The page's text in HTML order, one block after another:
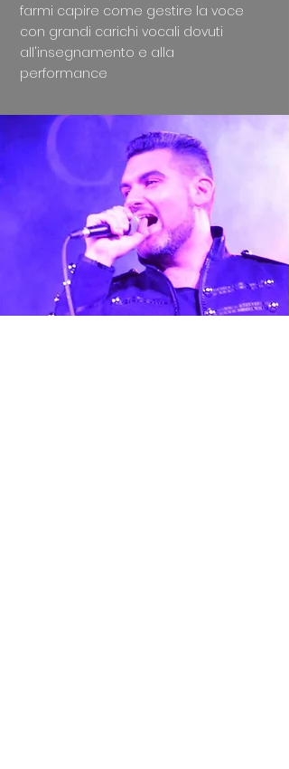
farmi capire come gestire la voce
con grandi carichi vocali dovuti
all'insegnamento e alla
performance